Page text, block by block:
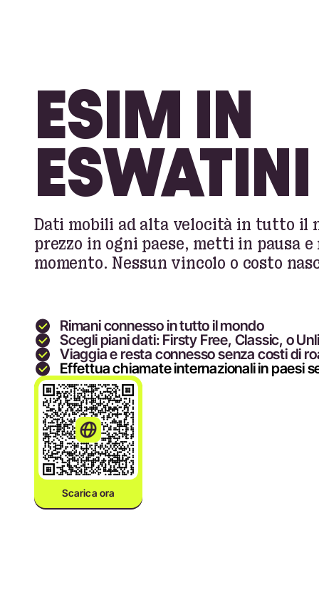
ESIM IN
ESWATINI
Dati mobili ad alta velocità in tutto il
prezzo in ogni paese, metti in pausa
momento. Nessun vincolo o costo
Rimani connesso in tutto il mondo
Scegli piani dati: Firsty Free, Classic, o
Viaggia e resta connesso senza costi di
Effettua chiamate internazionali in paesi
Scarica ora